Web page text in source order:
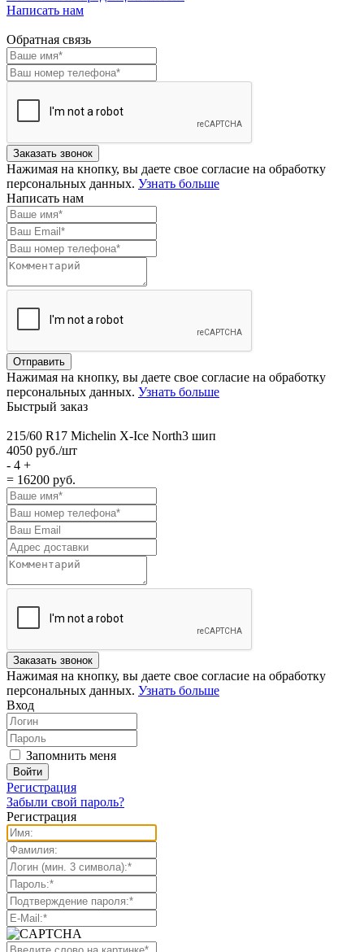
Написать нам
Обратная связь
Нажимая на кнопку, вы даете свое согласие на обработку
персональных данных. Узнать больше
Написать нам
Нажимая на кнопку, вы даете свое согласие на обработку
персональных данных. Узнать больше
Быстрый заказ
215/60 R17 Michelin X-Ice North3 шип
4050 руб./шт
- 4 +
= 16200 руб.
Нажимая на кнопку, вы даете свое согласие на обработку
персональных данных. Узнать больше
Вход
Запомнить меня
Регистрация
Забыли свой пароль?
Регистрация